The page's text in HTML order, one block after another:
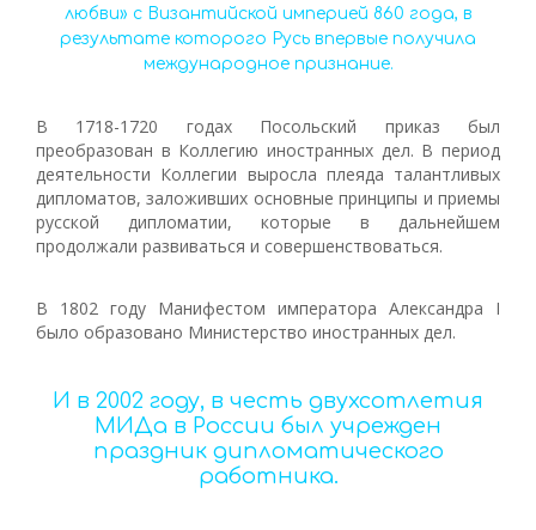
любви» с Византийской империей 860 года, в
результате которого Русь впервые получила
международное признание.
В 1718-1720 годах Посольский приказ был
преобразован в Коллегию иностранных дел. В период
деятельности Коллегии выросла плеяда талантливых
дипломатов, заложивших основные принципы и приемы
русской дипломатии, которые в дальнейшем
продолжали развиваться и совершенствоваться.
В 1802 году Манифестом императора Александра I
было образовано Министерство иностранных дел.
И в 2002 году, в честь двухсотлетия
МИДа в России был учрежден
праздник дипломатического
работника.